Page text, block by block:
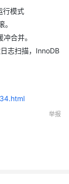
行模式
合并。
日志扫描，InnoDB
举报